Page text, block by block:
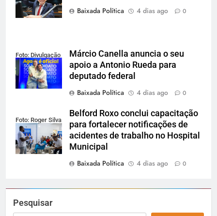
Baixada Política
4 dias ago 0
Foto: Divulgação
Márcio Canella anuncia o seu
apoio a Antonio Rueda para
deputado federal
Baixada Política
4 dias ago 0
Foto: Roger Silva
Belford Roxo conclui capacitação
para fortalecer notificações de
acidentes de trabalho no Hospital
Municipal
Baixada Política
4 dias ago 0
Pesquisar